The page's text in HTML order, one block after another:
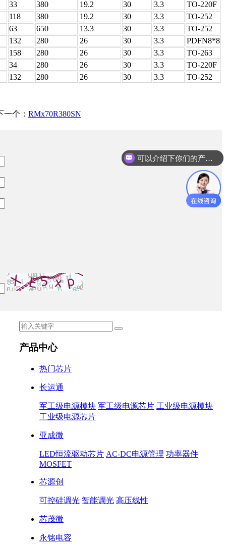
33 380 19.2 30 3.3
TO-220F
118
380 19.2 30 3.3
TO-252
63
650 13.3 30 3.3
TO-252
132
280 26 30 3.3
PDFN8*8
158
280 26 30 3.3
TO-263
34
280 26 30 3.3
TO-220F
132
280 26 30 3.3 TO-252
一个： RMx70R380SN
产品中心
热门芯片
长运通
军工级电源模块 军工级电源芯片 工业级电源模块
工业级电源芯片
亚成微
LED恒流驱动芯片 AC-DC电源管理 功率器件
MOSFET
芯源创
可控硅调光 智能调光 高压线性
芯茂微
永铭电容
可以介绍下你们的产品么